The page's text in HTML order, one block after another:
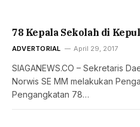
78 Kepala Sekolah di
ADVERTORIAL April 29, 2017
SIAGANEWS.CO – Sekretaris
Norwis SE MM melakukan
Pengangkatan 78…